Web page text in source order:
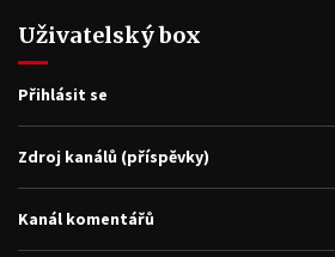
Uživatelský box
Přihlásit se
Zdroj kanálů (příspěvky)
Kanál komentářů